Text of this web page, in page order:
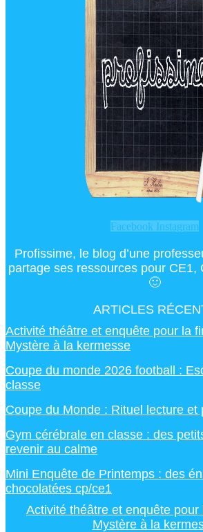
Facebook Instagram
Profissime, le blog d’une
partage ses ressources pour CE1,
🙂
ARTICLES
Activité théâtre et enquête pour la
Mystère à la kermesse
Coupe du monde 2026 football :
classe
Coupe du Monde : Rituel lecture et
Gym cérébrale en classe : des
revenir au calme
Mini Enquête de Printemps : des
chocolatées cp/ce1
Activité théâtre et enquête pour
Mystère à la